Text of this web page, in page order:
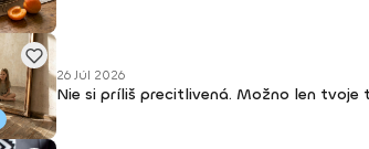
26 Júl 2026
Nie si príliš precitlivená. Možno len